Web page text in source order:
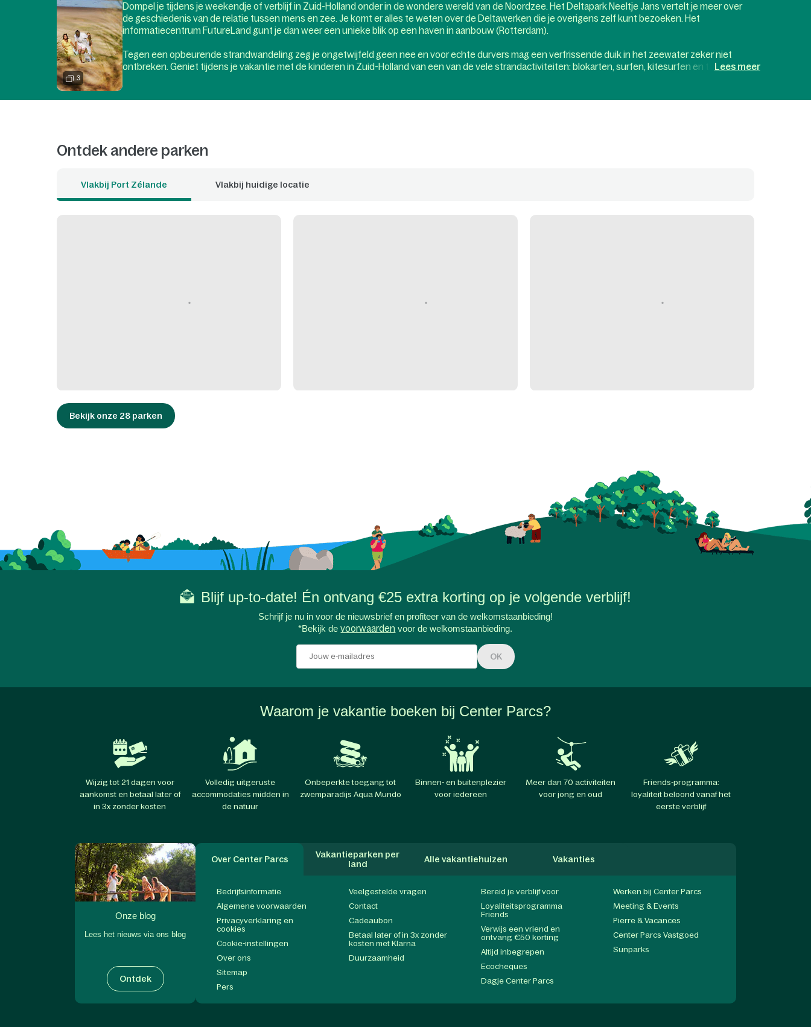
3
Dompel je tijdens je weekendje of verblijf in Zuid-Holland onder in de wondere wereld van de Noordzee. Het Deltapark Neeltje Jans vertelt je meer over
de geschiedenis van de relatie tussen mens en zee. Je komt er alles te weten over de Deltawerken die je overigens zelf kunt bezoeken. Het
informatiecentrum FutureLand gunt je dan weer een unieke blik op een haven in aanbouw (Rotterdam).
Tegen een opbeurende strandwandeling zeg je ongetwijfeld geen nee en voor echte durvers mag een verfrissende duik in het zeewater zeker niet
ontbreken. Geniet tijdens je vakantie met de kinderen in Zuid-Holland van een van de vele strandactiviteiten: blokarten, surfen, kitesurfen en tal vanLees meer
Ontdek andere parken
Vlakbij Port Zélande Vlakbij huidige locatie
Bekijk onze 28 parken
Blijf up-to-date! Én ontvang €25 extra korting op je volgende verblijf!
Schrijf je nu in voor de nieuwsbrief en profiteer van de welkomstaanbieding!
*Bekijk devoorwaarden voor de welkomstaanbieding.
OK
Waarom je vakantie boeken bij Center Parcs?
Wijzig tot 21 dagen voor
aankomst en betaal later of
in 3x zonder kosten
Volledig uitgeruste
accommodaties midden in
de natuur
Onbeperkte toegang tot
zwemparadijs Aqua Mundo
Binnen- en buitenplezier
voor iedereen
Meer dan 70 activiteiten
voor jong en oud
Friends-programma:
loyaliteit beloond vanaf het
eerste verblijf
Onze blog
Lees het nieuws via ons blog
Ontdek
Over Center Parcs
Vakantieparken per
land
Alle vakantiehuizen Vakanties
Bedrijfsinformatie
Algemene voorwaarden
Privacyverklaring en
cookies
Cookie-instellingen
Over ons
Sitemap
Pers
Veelgestelde vragen
Contact
Cadeaubon
Betaal later of in 3x zonder
kosten met Klarna
Duurzaamheid
Bereid je verblijf voor
Loyaliteitsprogramma
Friends
Verwijs een vriend en
ontvang €50 korting
Altijd inbegrepen
Ecocheques
Dagje Center Parcs
Werken bij Center Parcs
Meeting & Events
Pierre & Vacances
Center Parcs Vastgoed
Sunparks